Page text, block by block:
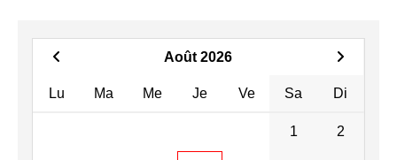
Août 2026
Lu Ma Me Je Ve Sa Di
1 2